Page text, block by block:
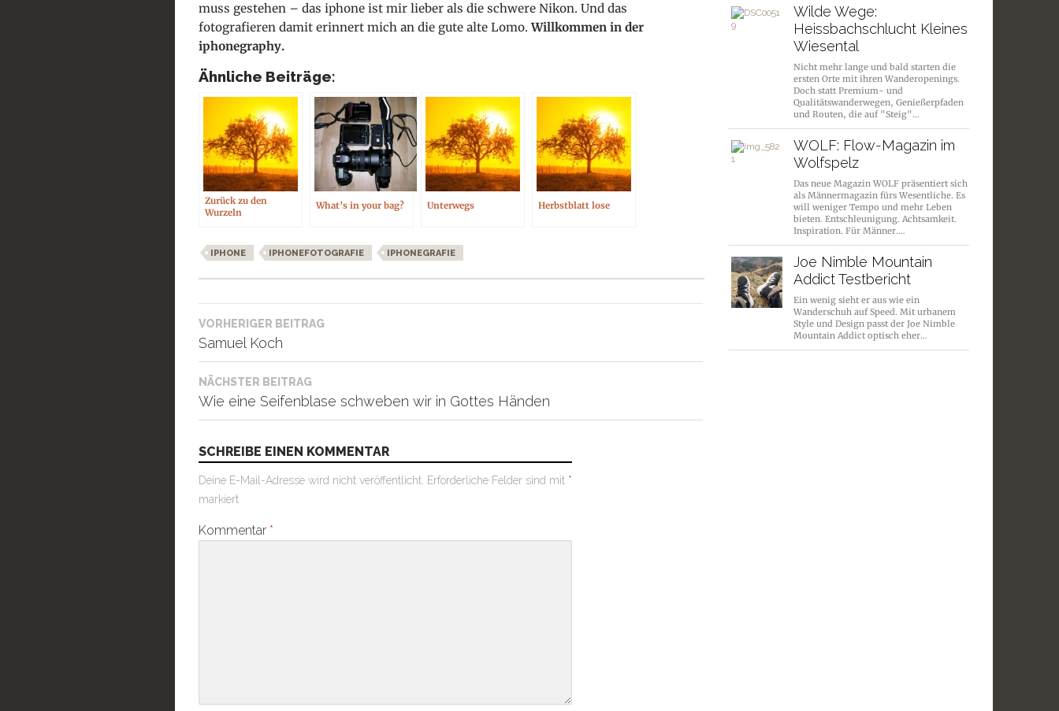
muss gestehen – das iphone ist mir lieber als die schwere Nikon. Und das
fotografieren damit erinnert mich an die gute alte Lomo.Willkommen in der
iphonegraphy.
Ähnliche Beiträge:
Zurück zu den
Wurzeln
What’s in your bag? Unterwegs Herbstblatt lose
IPHONE IPHONEFOTOGRAFIE IPHONEGRAFIE
Beitragsnavigation
VORHERIGER BEITRAG
Samuel Koch
NÄCHSTER BEITRAG
Wie eine Seifenblase schweben wir in Gottes Händen
SCHREIBE EINEN KOMMENTAR
Deine E-Mail-Adresse wird nicht veröffentlicht. Erforderliche Felder sind mit *
markiert
Kommentar *
Wilde Wege:
Heissbachschlucht Kleines
Wiesental
Nicht mehr lange und bald starten die
ersten Orte mit ihren Wanderopenings.
Doch statt Premium- und
Qualitätswanderwegen, Genießerpfaden
und Routen, die auf "Steig"…
WOLF: Flow-Magazin im
Wolfspelz
Das neue Magazin WOLF präsentiert sich
als Männermagazin fürs Wesentliche. Es
will weniger Tempo und mehr Leben
bieten. Entschleunigung. Achtsamkeit.
Inspiration. Für Männer.…
Joe Nimble Mountain
Addict Testbericht
Ein wenig sieht er aus wie ein
Wanderschuh auf Speed. Mit urbanem
Style und Design passt der Joe Nimble
Mountain Addict optisch eher…